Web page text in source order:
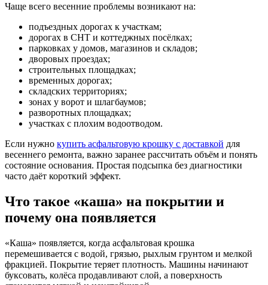
Чаще всего весенние проблемы возникают на:
подъездных дорогах к участкам;
дорогах в СНТ и коттеджных посёлках;
парковках у домов, магазинов и складов;
дворовых проездах;
строительных площадках;
временных дорогах;
складских территориях;
зонах у ворот и шлагбаумов;
разворотных площадках;
участках с плохим водоотводом.
Если нужно купить асфальтовую крошку с доставкой для
весеннего ремонта, важно заранее рассчитать объём и понять
состояние основания. Простая подсыпка без диагностики
часто даёт короткий эффект.
Что такое «каша» на покрытии и
почему она появляется
«Каша» появляется, когда асфальтовая крошка
перемешивается с водой, грязью, рыхлым грунтом и мелкой
фракцией. Покрытие теряет плотность. Машины начинают
буксовать, колёса продавливают слой, а поверхность